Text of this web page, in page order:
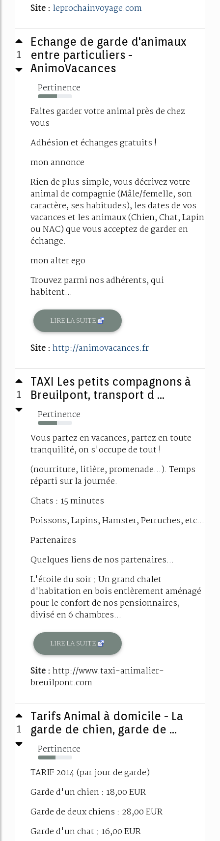
Site : leprochainvoyage.com
1
Echange de garde d'animaux
entre particuliers -
AnimoVacances
Pertinence
55%
Faites garder votre animal près de chez
vous
Adhésion et échanges gratuits !
mon annonce
Rien de plus simple, vous décrivez votre
animal de compagnie (Mâle/femelle, son
caractère, ses habitudes), les dates de vos
vacances et les animaux (Chien, Chat, Lapin
ou NAC) que vous acceptez de garder en
échange.
mon alter ego
Trouvez parmi nos adhérents, qui
habitent...
LIRE LA SUITE
Site : http://animovacances.fr
1
TAXI Les petits compagnons à
Breuilpont, transport d ...
Pertinence
55%
Vous partez en vacances, partez en toute
tranquilité, on s'occupe de tout !
(nourriture, litière, promenade...). Temps
réparti sur la journée.
Chats : 15 minutes
Poissons, Lapins, Hamster, Perruches, etc...
Partenaires
Quelques liens de nos partenaires...
L'étoile du soir : Un grand chalet
d'habitation en bois entièrement aménagé
pour le confort de nos pensionnaires,
divisé en 6 chambres...
LIRE LA SUITE
Site : http://www.taxi-animalier-
breuilpont.com
1
Tarifs Animal à domicile - La
garde de chien, garde de ...
Pertinence
51%
TARIF 2014 (par jour de garde)
Garde d'un chien : 18,00 EUR
Garde de deux chiens : 28,00 EUR
Garde d'un chat : 16,00 EUR